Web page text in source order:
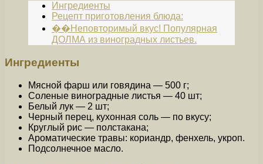
Ингредиенты
Рецепт приготовления блюда:
��Неповторимый вкус! Популярная
ДОЛМА из виноградных листьев.
Ингредиенты
Мясной фарш или говядина — 500 г;
Соленые виноградные листья — 40 шт;
Белый лук — 2 шт;
Черный перец, кухонная соль — по вкусу;
Круглый рис — полстакана;
Ароматические травы: кориандр, фенхель, укроп.
Подсолнечное масло.